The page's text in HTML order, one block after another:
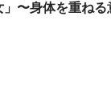
〜身体を重ねる